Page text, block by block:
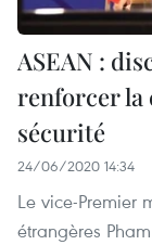
ASEAN :
renforcer la
sécurité
24/06/2020 14:34
Le vice-Premier
étrangères